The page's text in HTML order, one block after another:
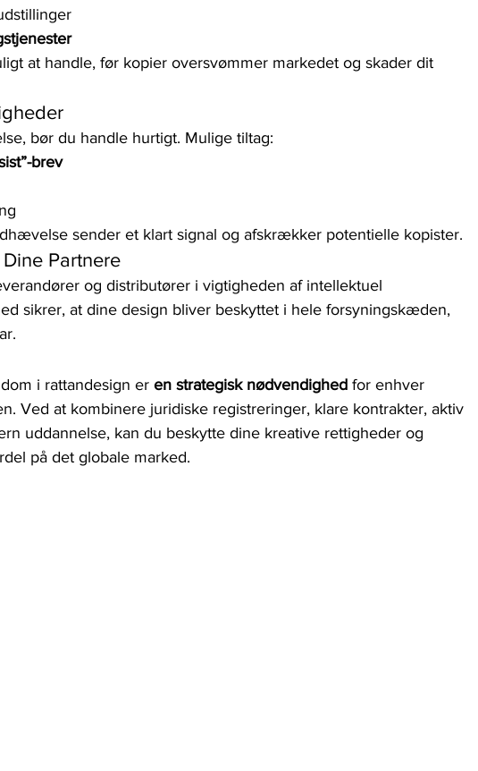
at handle, før kopier oversvømmer markedet og skader dit
bør du handle hurtigt. Mulige tiltag:
brev
sender et klart signal og afskrækker potentielle kopister.
Partnere
og distributører i vigtigheden af intellektuel
sikrer, at dine design bliver beskyttet i hele forsyningskæden,
i rattandesign er en strategisk nødvendighed for enhver
Ved at kombinere juridiske registreringer, klare kontrakter, aktiv
uddannelse, kan du beskytte dine kreative rettigheder og
på det globale marked.